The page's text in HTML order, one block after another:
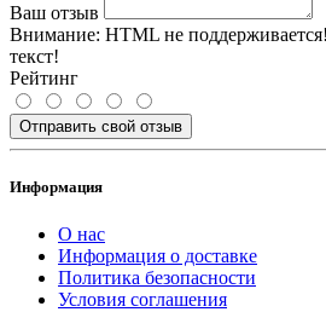
Ваш отзыв
Внимание: HTML не
текст!
Рейтинг
Отправить свой отзыв
Информация
О нас
Информация о доставке
Политика безопасности
Условия соглашения